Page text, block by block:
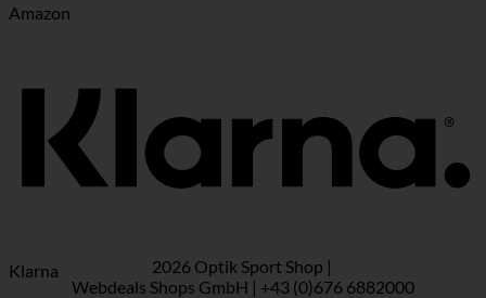
Amazon
Klarna
2026 Optik Sport Shop |
Webdeals Shops GmbH | +43 (0)676 6882000